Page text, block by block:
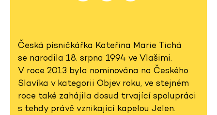
Česká písničkářka Kateřina Marie Tichá
se narodila 18. srpna 1994 ve Vlašimi.
V roce 2013 byla nominována na Českého
Slavíka v kategorii Objev roku, ve stejném
roce také zahájila dosud trvající spolupráci
s tehdy právě vznikající kapelou Jelen.